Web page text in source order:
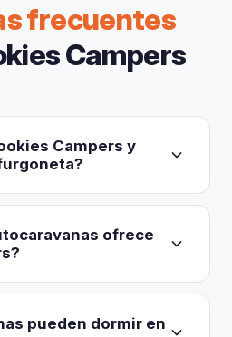
frecuentes
Campers
Campers y
empresa familiar
Rathcoole, condado de
Business Park, Grants
y devolución, a
aeropuerto de Dublín en
ofrece
exclusivamente por
nuevos y con transmisión
pueden dormir en